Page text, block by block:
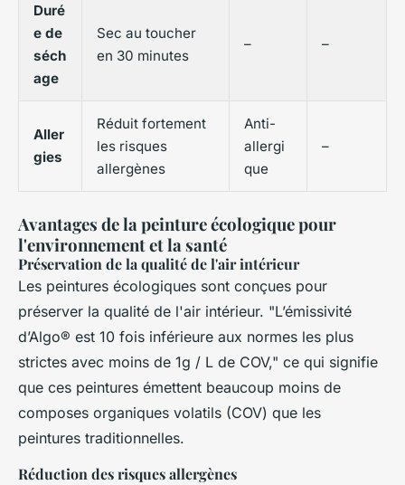
Duré
e de
séch
age
Sec au toucher
en 30 minutes
– –
Aller
gies
Réduit fortement
les risques
allergènes
Anti-
allergi
que
–
Avantages de la peinture écologique pour
l'environnement et la santé
Préservation de la qualité de l'air intérieur
Les peintures écologiques sont conçues pour
préserver la qualité de l'air intérieur. "L’émissivité
d’Algo® est 10 fois inférieure aux normes les plus
strictes avec moins de 1g / L de COV," ce qui signifie
que ces peintures émettent beaucoup moins de
composes organiques volatils (COV) que les
peintures traditionnelles.
Réduction des risques allergènes